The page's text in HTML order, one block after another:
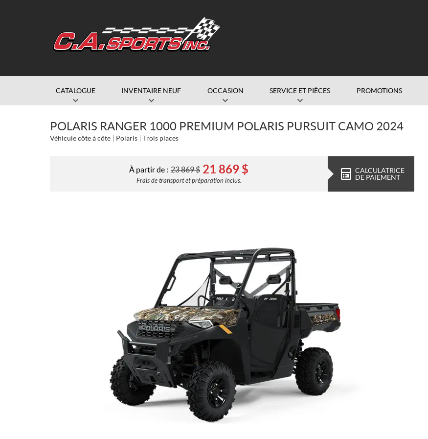
CATALOGUE INVENTAIRE NEUF OCCASION SERVICE ET PIÈCES PROMOTIONS
POLARIS RANGER 1000 PREMIUM POLARIS PURSUIT CAMO 2024
Véhicule côte à côte Polaris Trois places
À partir de : 23 869$ 21 869 $
Frais de transport et préparation inclus.
CALCULATRICE
DE PAIEMENT